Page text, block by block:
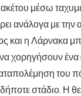
μέσω
ανάλογα με
και η Λάρνακα
χορηγήσουν ένα
του
στάδιο. Η